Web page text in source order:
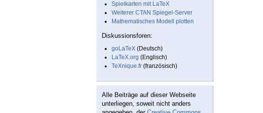
Spielkarten mit LaTeX
Weiterer CTAN Spiegel-Server
Mathematisches Modell plotten
Diskussionsforen:
goLaTeX (Deutsch)
LaTeX.org (Englisch)
TeXnique.fr (französisch)
Alle Beiträge auf dieser Webseite
unterliegen, soweit nicht anders